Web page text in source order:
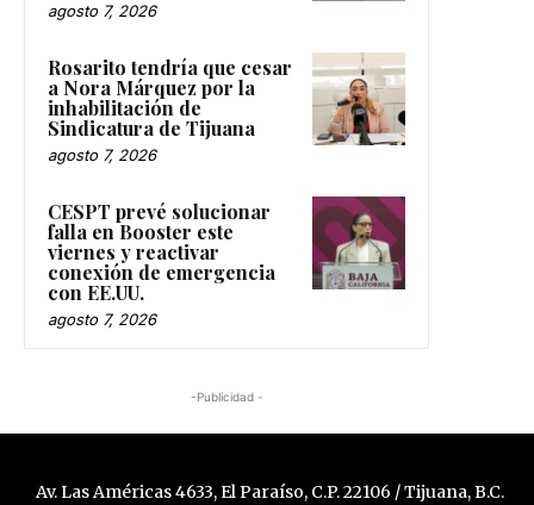
agosto 7, 2026
Rosarito tendría que cesar
a Nora Márquez por la
inhabilitación de
Sindicatura de Tijuana
agosto 7, 2026
CESPT prevé solucionar
falla en Booster este
viernes y reactivar
conexión de emergencia
con EE.UU.
agosto 7, 2026
-Publicidad -
Av. Las Américas 4633, El Paraíso, C.P. 22106 / Tijuana, B.C.